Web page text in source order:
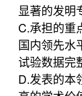
显著的发明
C.承担的重
国内领先水
试验数据完
D.发表的本